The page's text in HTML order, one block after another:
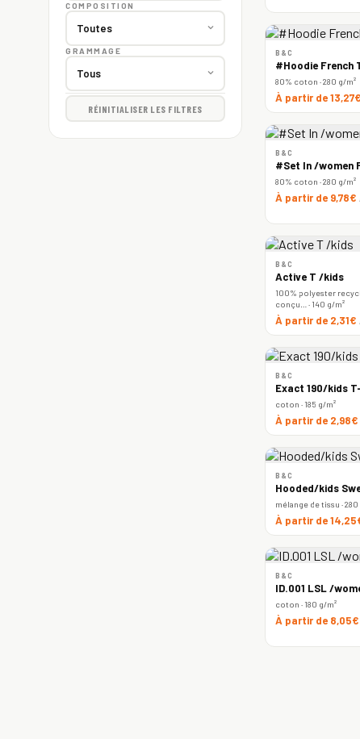
COMPOSITION
GRAMMAGE
RÉINITIALISER LES FILTRES
B&C
#Hoodie French
80% coton · 280 g/m²
À partir de 13,27€
B&C
#Set In /women
80% coton · 280 g/m²
À partir de 9,78€
B&C
Active T /kids
100% polyester
conçu… · 140 g/m²
À partir de 2,31€
B&C
Exact 190/kids
coton · 185 g/m²
À partir de 2,98€
B&C
Hooded/kids
mélange de tissu · 280
À partir de
B&C
ID.001 LSL /
coton · 180 g/m²
À partir de 8,05€